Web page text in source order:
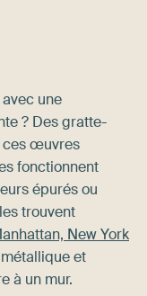
une
? Des gratte-
ces œuvres
fonctionnent
épurés ou
trouvent
New York
et
à un mur.